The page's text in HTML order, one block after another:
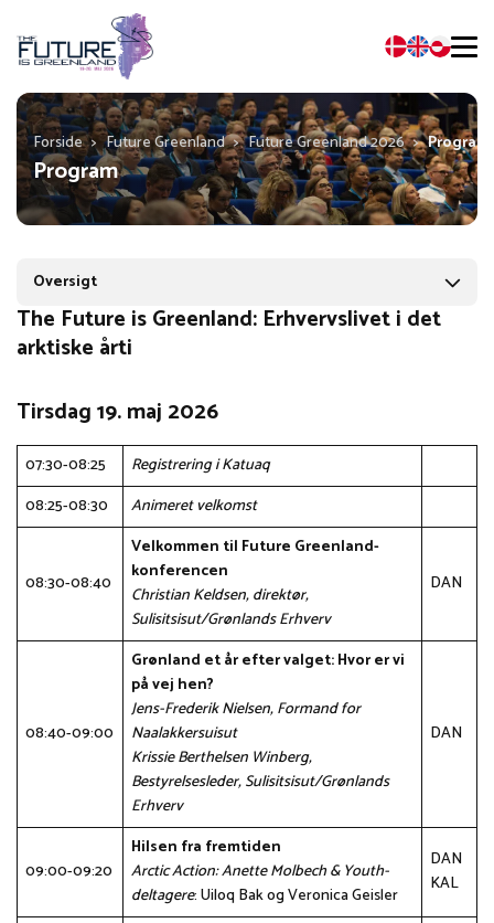
Forside > Future Greenland > Future Greenland 2026 > Program
Program
Oversigt
The Future is Greenland: Erhvervslivet i det
arktiske årti
Tirsdag 19. maj 2026
07:30-08:25
Registrering i Katuaq
08:25-08:30
Animeret velkomst
08:30-08:40
Velkommen til Future Greenland-
konferencen
Christian Keldsen, direktør,
Sulisitsisut/Grønlands Erhverv
DAN
08:40-09:00
Grønland et år efter valget: Hvor er vi
på vej hen?
Jens-Frederik Nielsen, Formand for
Naalakkersuisut
Krissie Berthelsen Winberg,
Bestyrelsesleder, Sulisitsisut/Grønlands
Erhverv
DAN
09:00-09:20
Hilsen fra fremtiden
Arctic Action: Anette Molbech & Youth-
deltagere: Uiloq Bak og Veronica Geisler
DAN
KAL